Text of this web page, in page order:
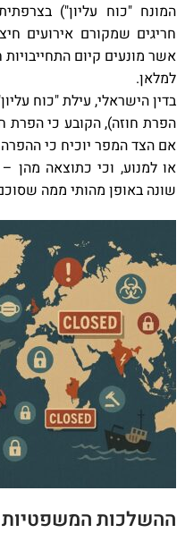
חריגים שמקורם אירועים
אשר מונעים קיום
למלאן.
בדין הישראלי, עילת "כוח
הפרת חוזה), הקובע כי הפרת
אם הצד המפר יוכיח כי
או למנוע, וכי כתוצאה מהן
שונה באופן מהותי ממה
ההשלכות המשפטיות